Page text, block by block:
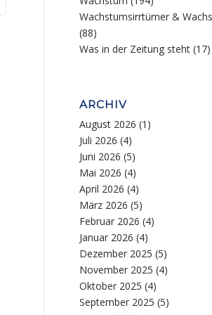
Wachstumsirrtümer &
(88)
Was in der Zeitung steht (17)
ARCHIV
August 2026 (1)
Juli 2026 (4)
Juni 2026 (5)
Mai 2026 (4)
April 2026 (4)
März 2026 (5)
Februar 2026 (4)
Januar 2026 (4)
Dezember 2025 (5)
November 2025 (4)
Oktober 2025 (4)
September 2025 (5)